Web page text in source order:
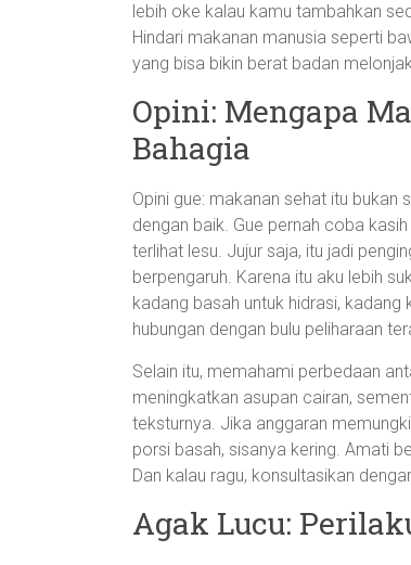
lebih oke kalau kamu tambahkan
Hindari makanan manusia seperti
yang bisa bikin berat badan
Opini: Mengapa
Bahagia
Opini gue: makanan sehat itu
dengan baik. Gue pernah coba
terlihat lesu. Jujur saja, itu jadi
berpengaruh. Karena itu aku lebih
kadang basah untuk hidrasi, kadang
hubungan dengan bulu peliharaan
Selain itu, memahami perbedaan
meningkatkan asupan cairan,
teksturnya. Jika anggaran
porsi basah, sisanya kering. Amati
Dan kalau ragu, konsultasikan
Agak Lucu: